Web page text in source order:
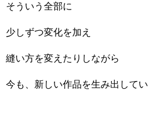
そういう全部に
少しずつ変化を加え
縫い方を変えたりしながら
今も、新しい作品を生み出してい